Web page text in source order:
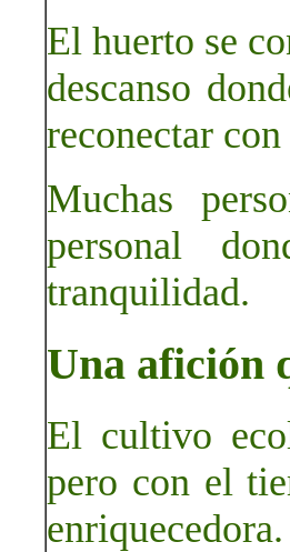
El huerto se
descanso
reconectar
Muchas
personal
tranquilidad.
Una afición
El cultivo
pero con el
enriquecedora.